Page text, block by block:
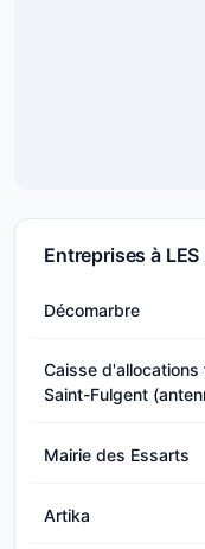
Entreprises à LES
Décomarbre
Caisse
Saint-Fulgent
Mairie des Essarts
Artika